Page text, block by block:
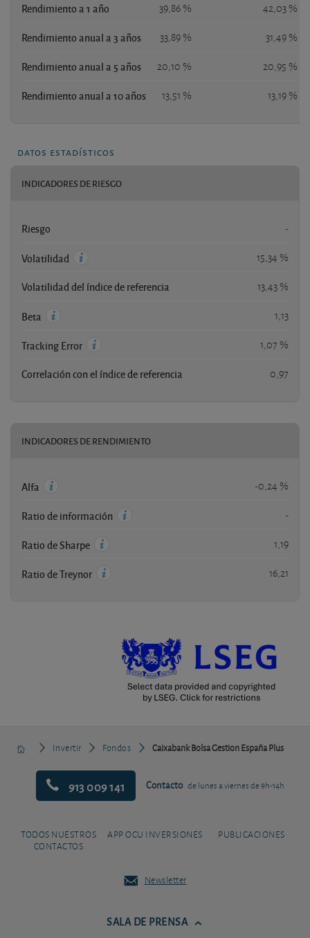
Rendimiento a 1 año 39,86 % 42,03 %
Rendimiento anual a 3 años 33,89 % 31,49 %
Rendimiento anual a 5 años 20,10 % 20,95 %
Rendimiento anual a 10 años 13,51 % 13,19 %
datos estadísticos
INDICADORES DE RIESGO
Riesgo -
Volatilidad 15,34 %
Volatilidad del índice de referencia 13,43 %
Beta 1,13
Tracking Error 1,07 %
Correlación con el índice de referencia 0,97
INDICADORES DE RENDIMIENTO
Alfa -0,24 %
Ratio de información -
Ratio de Sharpe 1,19
Ratio de Treynor 16,21
Invertir Fondos Caixabank Bolsa Gestion España Plus
913 009 141 Contacto de lunes a viernes de 9h-14h
TODOS NUESTROS
CONTACTOS
APP OCU INVERSIONES PUBLICACIONES
Newsletter
SALA DE PRENSA